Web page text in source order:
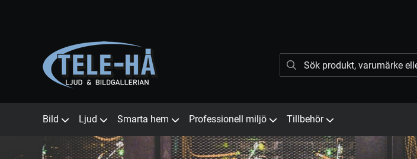
Bild Ljud Smarta hem Professionell miljö Tillbehör